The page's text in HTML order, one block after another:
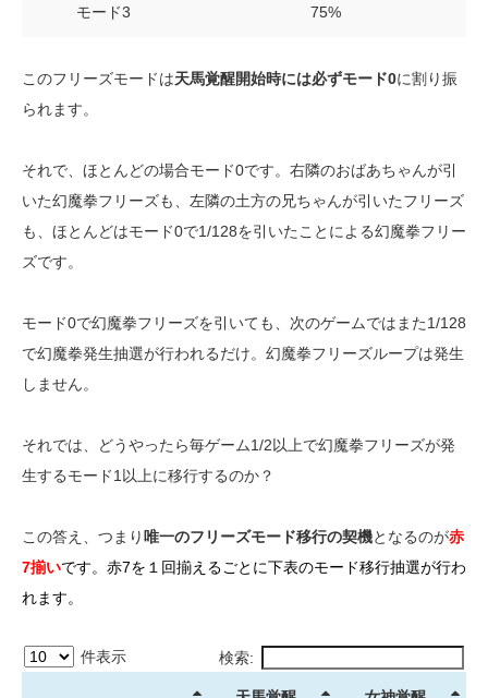
モード3 75%
このフリーズモードは天馬覚醒開始時には必ずモード0に割り振
られます。
それで、ほとんどの場合モード0です。右隣のおばあちゃんが引
いた幻魔拳フリーズも、左隣の土方の兄ちゃんが引いたフリーズ
も、ほとんどはモード0で1/128を引いたことによる幻魔拳フリー
ズです。
モード0で幻魔拳フリーズを引いても、次のゲームではまた1/128
で幻魔拳発生抽選が行われるだけ。幻魔拳フリーズループは発生
しません。
それでは、どうやったら毎ゲーム1/2以上で幻魔拳フリーズが発
生するモード1以上に移行するのか？
この答え、つまり 唯一のフリーズモード移行の契機となるのが赤
7揃いです。赤7を１回揃えるごとに下表のモード移行抽選が行わ
れます。
件表示 検索: